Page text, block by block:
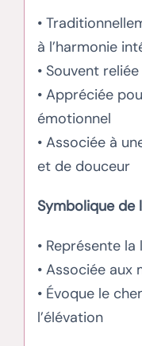
•
à l’harmonie
• Souvent
• Appréciée
émotionnel
• Associée à
et de douceur
Symbolique de
• Représente
• Associée aux
• Évoque le
l’élévation